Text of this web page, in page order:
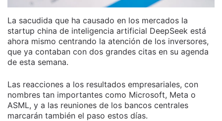
La sacudida que ha causado en los mercados la
startup china de inteligencia artificial DeepSeek está
ahora mismo centrando la atención de los inversores,
que ya contaban con dos grandes citas en su agenda
de esta semana.
Las reacciones a los resultados empresariales, con
nombres tan importantes como Microsoft, Meta o
ASML, y a las reuniones de los bancos centrales
marcarán también el paso estos días.